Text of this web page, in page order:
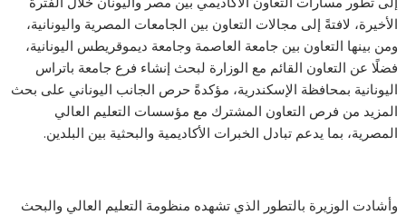
الأخيرة، لافتةً إلى مجالات التعاون بين الجامعات المصرية واليونانية،
ومن بينها التعاون بين جامعة العاصمة وجامعة ديموقريطس اليونانية،
فضلًا عن التعاون القائم مع الوزارة لبحث إنشاء فرع جامعة باتراس
اليونانية بمحافظة الإسكندرية، مؤكدةً حرص الجانب اليوناني على بحث
المزيد من فرص التعاون المشترك مع مؤسسات التعليم العالي
المصرية، بما يدعم تبادل الخبرات الأكاديمية والبحثية بين البلدين.
وأشادت الوزيرة بالتطور الذي تشهده منظومة التعليم العالي والبحث